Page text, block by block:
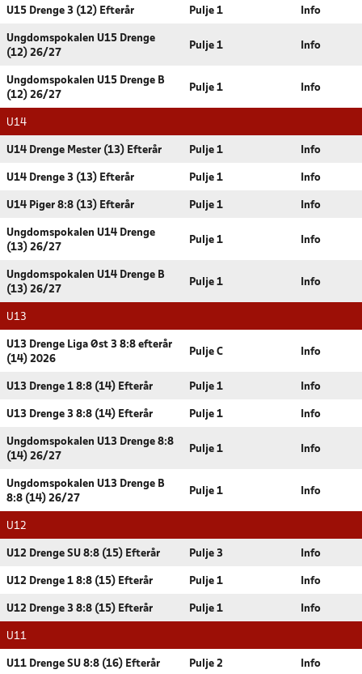
U15 Drenge 3 (12) Efterår Pulje 1 Info
Ungdomspokalen U15 Drenge
(12) 26/27
Pulje 1 Info
Ungdomspokalen U15 Drenge B
(12) 26/27
Pulje 1 Info
U14
U14 Drenge Mester (13) Efterår Pulje 1 Info
U14 Drenge 3 (13) Efterår Pulje 1 Info
U14 Piger 8:8 (13) Efterår Pulje 1 Info
Ungdomspokalen U14 Drenge
(13) 26/27
Pulje 1 Info
Ungdomspokalen U14 Drenge B
(13) 26/27
Pulje 1 Info
U13
U13 Drenge Liga Øst 3 8:8 efterår
(14) 2026
Pulje C Info
U13 Drenge 1 8:8 (14) Efterår Pulje 1 Info
U13 Drenge 3 8:8 (14) Efterår Pulje 1 Info
Ungdomspokalen U13 Drenge 8:8
(14) 26/27
Pulje 1 Info
Ungdomspokalen U13 Drenge B
8:8 (14) 26/27
Pulje 1 Info
U12
U12 Drenge SU 8:8 (15) Efterår Pulje 3 Info
U12 Drenge 1 8:8 (15) Efterår Pulje 1 Info
U12 Drenge 3 8:8 (15) Efterår Pulje 1 Info
U11
U11 Drenge SU 8:8 (16) Efterår Pulje 2 Info